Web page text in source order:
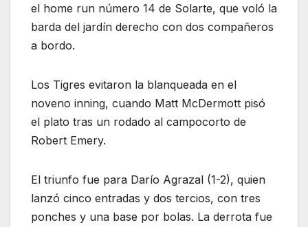
el home run número 14 de Solarte, que voló la
barda del jardín derecho con dos compañeros
a bordo.
Los Tigres evitaron la blanqueada en el
noveno inning, cuando Matt McDermott pisó
el plato tras un rodado al campocorto de
Robert Emery.
El triunfo fue para Darío Agrazal (1-2), quien
lanzó cinco entradas y dos tercios, con tres
ponches y una base por bolas. La derrota fue